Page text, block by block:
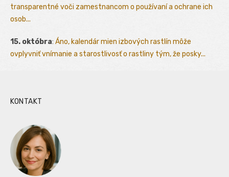
transparentné voči zamestnancom o používaní a ochrane ich
osob...
15. októbra: Áno, kalendár mien izbových rastlín môže
ovplyvniť vnímanie a starostlivosť o rastliny tým, že posky...
KONTAKT